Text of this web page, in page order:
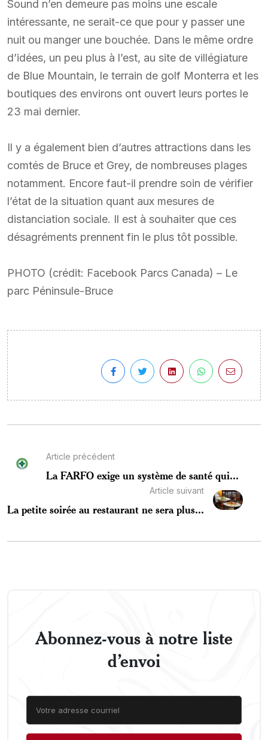
Sound n’en demeure pas moins une escale
intéressante, ne serait-ce que pour y passer une
nuit ou manger une bouchée. Dans le même ordre
d’idées, un peu plus à l’est, au site de villégiature
de Blue Mountain, le terrain de golf Monterra et les
boutiques des environs ont ouvert leurs portes le
23 mai dernier.
Il y a également bien d’autres attractions dans les
comtés de Bruce et Grey, de nombreuses plages
notamment. Encore faut-il prendre soin de vérifier
l’état de la situation quant aux mesures de
distanciation sociale. Il est à souhaiter que ces
désagréments prennent fin le plus tôt possible.
PHOTO (crédit: Facebook Parcs Canada) – Le
parc Péninsule-Bruce
Article précédent
La FARFO exige un système de santé qui...
Article suivant
La petite soirée au restaurant ne sera plus...
Abonnez-vous à notre liste
d’envoi